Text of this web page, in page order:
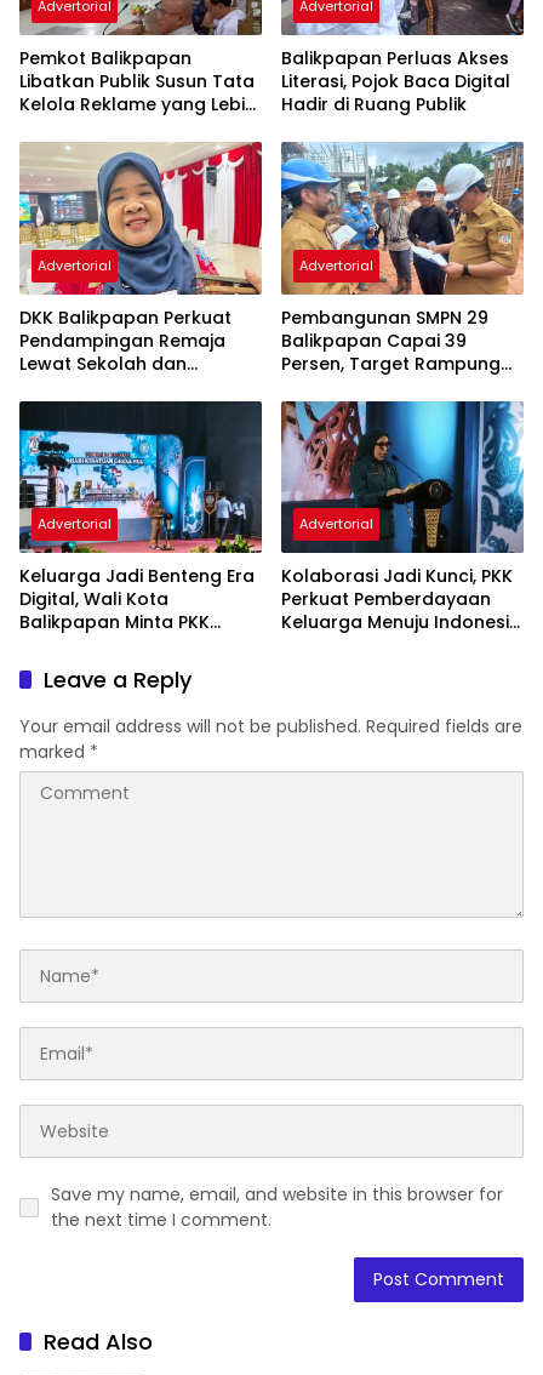
Advertorial
Pemkot Balikpapan
Libatkan Publik Susun Tata
Kelola Reklame yang Lebih
Advertorial
Balikpapan Perluas Akses
Literasi, Pojok Baca Digital
Hadir di Ruang Publik
Advertorial
DKK Balikpapan Perkuat
Pendampingan Remaja
Lewat Sekolah dan
Advertorial
Pembangunan SMPN 29
Balikpapan Capai 39
Persen, Target Rampung
Advertorial
Keluarga Jadi Benteng Era
Digital, Wali Kota
Balikpapan Minta PKK
Karakter Generasi Muda
Advertorial
Kolaborasi Jadi Kunci, PKK
Perkuat Pemberdayaan
Keluarga Menuju Indonesia
Leave a Reply
Your email address will not be published. Required fields are
marked *
Save my name, email, and website in this browser for
the next time I comment.
Read Also